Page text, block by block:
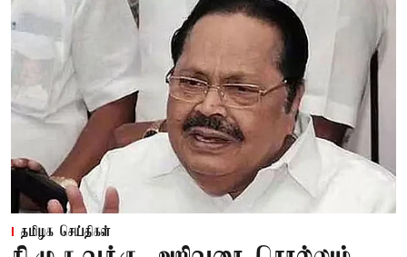
தமிழக செய்திகள்